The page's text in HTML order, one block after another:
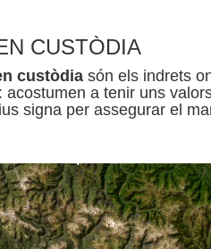
CUSTÒDIA
custòdia són els indrets
acostumen a tenir uns
signa per assegurar el